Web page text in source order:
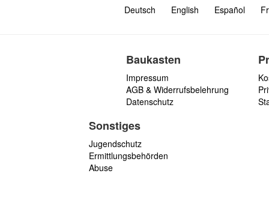
Deutsch English Español
Baukasten
Impressum
AGB & Widerrufsbelehrung
Datenschutz
Sonstiges
Jugendschutz
Ermittlungsbehörden
Abuse